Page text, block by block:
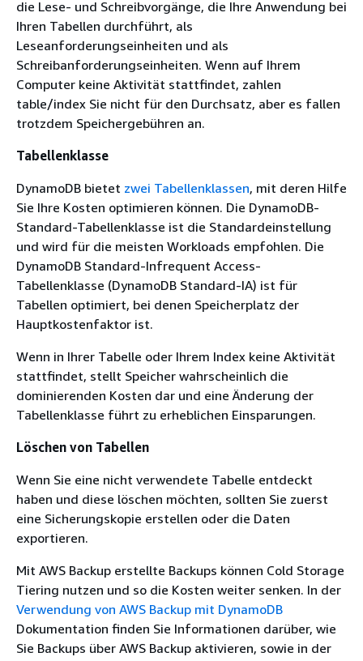
die Lese- und Schreibvorgänge, die Ihre Anwendung bei
Ihren Tabellen durchführt, als
Leseanforderungseinheiten und als
Schreibanforderungseinheiten. Wenn auf Ihrem
Computer keine Aktivität stattfindet, zahlen
table/index Sie nicht für den Durchsatz, aber es fallen
trotzdem Speichergebühren an.
Tabellenklasse
DynamoDB bietet zwei Tabellenklassen, mit deren Hilfe
Sie Ihre Kosten optimieren können. Die DynamoDB-
Standard-Tabellenklasse ist die Standardeinstellung
und wird für die meisten Workloads empfohlen. Die
DynamoDB Standard-Infrequent Access-
Tabellenklasse (DynamoDB Standard-IA) ist für
Tabellen optimiert, bei denen Speicherplatz der
Hauptkostenfaktor ist.
Wenn in Ihrer Tabelle oder Ihrem Index keine Aktivität
stattfindet, stellt Speicher wahrscheinlich die
dominierenden Kosten dar und eine Änderung der
Tabellenklasse führt zu erheblichen Einsparungen.
Löschen von Tabellen
Wenn Sie eine nicht verwendete Tabelle entdeckt
haben und diese löschen möchten, sollten Sie zuerst
eine Sicherungskopie erstellen oder die Daten
exportieren.
Mit AWS Backup erstellte Backups können Cold Storage
Tiering nutzen und so die Kosten weiter senken. In der
Verwendung von AWS Backup mit DynamoDB
Dokumentation finden Sie Informationen darüber, wie
Sie Backups über AWS Backup aktivieren, sowie in der